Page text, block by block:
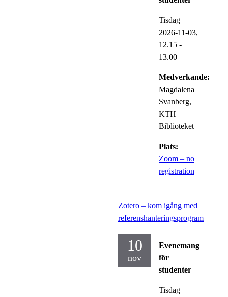
Tisdag
2026-11-03,
12.15 -
13.00
Medverkande:
Magdalena
Svanberg,
KTH
Biblioteket
Plats:
Zoom – no
registration
Zotero – kom igång med
referenshanteringsprogram
10
nov
Evenemang
för
studenter
Tisdag